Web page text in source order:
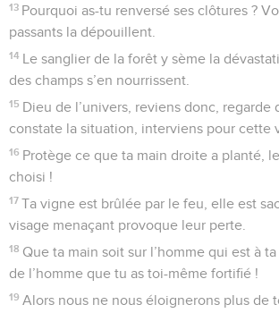
13 Pourquoi as-tu renversé ses clôtures ?
passants la dépouillent.
14 Le sanglier de la forêt y sème la
des champs s’en nourrissent.
15 Dieu de l’univers, reviens donc, regarde
constate la situation, interviens pour cette
16 Protège ce que ta main droite a planté,
choisi !
17 Ta vigne est brûlée par le feu, elle est
visage menaçant provoque leur perte.
18 Que ta main soit sur l’homme qui est à
de l’homme que tu as toi-même fortifié !
19 Alors nous ne nous éloignerons plus de